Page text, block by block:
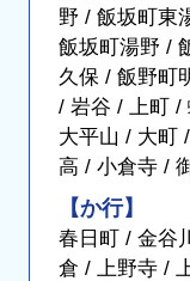
野 / 飯坂町東
飯坂町湯野 /
久保 / 飯野町
/ 岩谷 / 上町 /
大平山 / 大町
高 / 小倉寺 /
【か行】
春日町 / 金谷
倉 / 上野寺 /